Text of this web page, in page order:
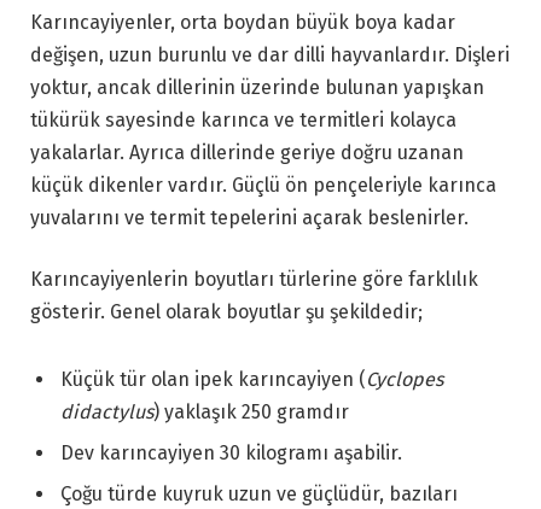
Karıncayiyenler, orta boydan büyük boya kadar
değişen, uzun burunlu ve dar dilli hayvanlardır. Dişleri
yoktur, ancak dillerinin üzerinde bulunan yapışkan
tükürük sayesinde karınca ve termitleri kolayca
yakalarlar. Ayrıca dillerinde geriye doğru uzanan
küçük dikenler vardır. Güçlü ön pençeleriyle karınca
yuvalarını ve termit tepelerini açarak beslenirler.
Karıncayiyenlerin boyutları türlerine göre farklılık
gösterir. Genel olarak boyutlar şu şekildedir;
Küçük tür olan ipek karıncayiyen (Cyclopes
didactylus) yaklaşık 250 gramdır
Dev karıncayiyen 30 kilogramı aşabilir.
Çoğu türde kuyruk uzun ve güçlüdür, bazıları